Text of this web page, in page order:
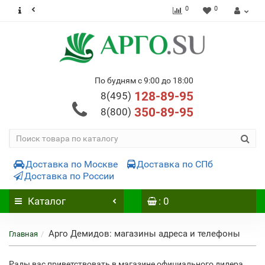
0 0
По будням с 9:00 до 18:00
8(495) 128-89-95
8(800) 350-89-95
Доставка по Москве
Доставка по СПб
Доставка по России
Каталог : 0
Главная Арго Демидов: магазины адреса и телефоны